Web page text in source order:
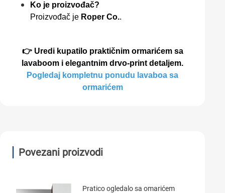
Ko je proizvođač?
Proizvođač je Roper Co..
👉 Uredi kupatilo praktičnim ormarićem sa
lavaboоm i elegantnim drvo-print detaljem.
Pogledaj kompletnu ponudu lavaboa sa
ormarićem
Povezani proizvodi
Pratico ogledalo sa omarićem